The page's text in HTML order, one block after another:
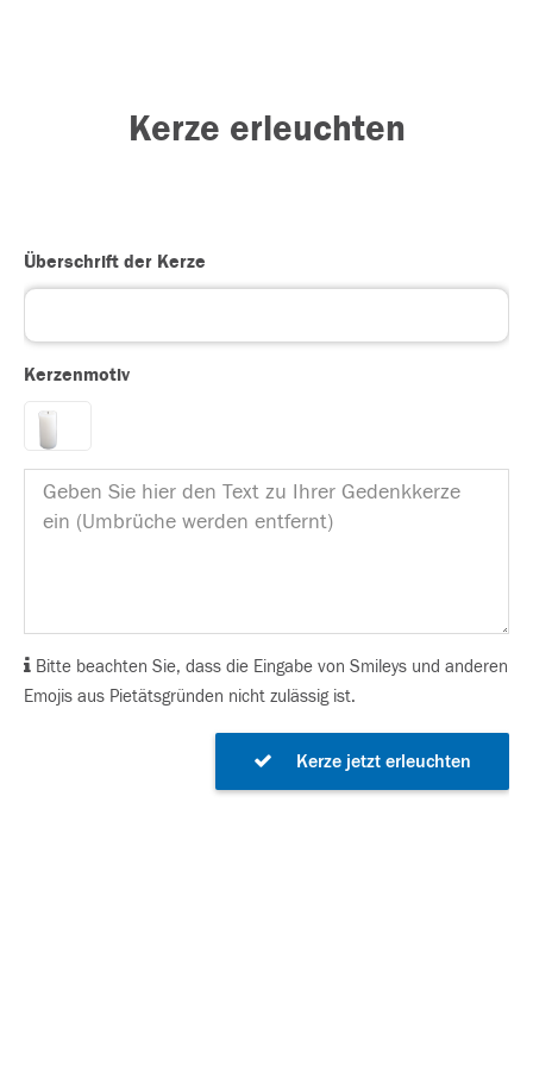
Kerze erleuchten
Überschrift der Kerze
Kerzenmotiv
Bitte beachten Sie, dass die Eingabe von Smileys und anderen
Emojis aus Pietätsgründen nicht zulässig ist.
Kerze jetzt erleuchten